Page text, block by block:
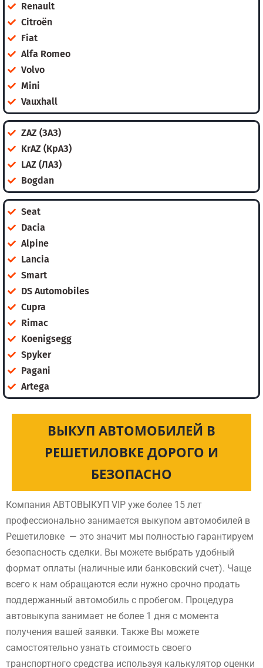
Renault
Citroën
Fiat
Alfa Romeo
Volvo
Mini
Vauxhall
ZAZ (ЗАЗ)
KrAZ (КрАЗ)
LAZ (ЛАЗ)
Bogdan
Seat
Dacia
Alpine
Lancia
Smart
DS Automobiles
Cupra
Rimac
Koenigsegg
Spyker
Pagani
Artega
ВЫКУП АВТОМОБИЛЕЙ В
РЕШЕТИЛОВКЕ ДОРОГО И
БЕЗОПАСНО
Компания АВТОВЫКУП VIP уже более 15 лет
профессионально занимается выкупом автомобилей в
Решетиловке — это значит мы полностью гарантируем
безопасность сделки. Вы можете выбрать удобный
формат оплаты (наличные или банковский счет). Чаще
всего к нам обращаются если нужно срочно продать
поддержанный автомобиль с пробегом. Процедура
автовыкупа занимает не более 1 дня с момента
получения вашей заявки. Также Вы можете
самостоятельно узнать стоимость своего
транспортного средства используя калькулятор оценки